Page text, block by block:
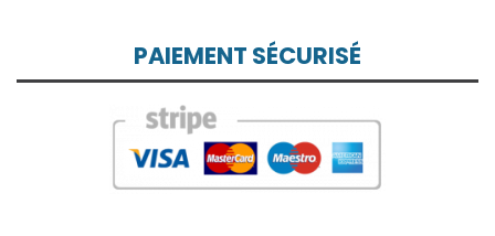
PAIEMENT SÉCURISÉ